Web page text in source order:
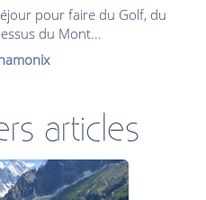
pour faire du Golf, du
du Mont...
articles